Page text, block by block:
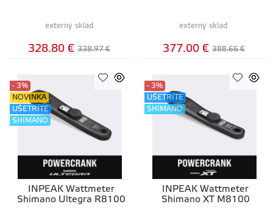
externý sklad
328.80 € 338.97 €
externý sklad
377.00 € 388.66 €
INPEAK Wattmeter
Shimano Ultegra R8100
- 3%
NOVINKA
UŠETRÍTE
SHIMANO
INPEAK Wattmeter
Shimano XT M8100
- 3%
UŠETRÍTE
SHIMANO